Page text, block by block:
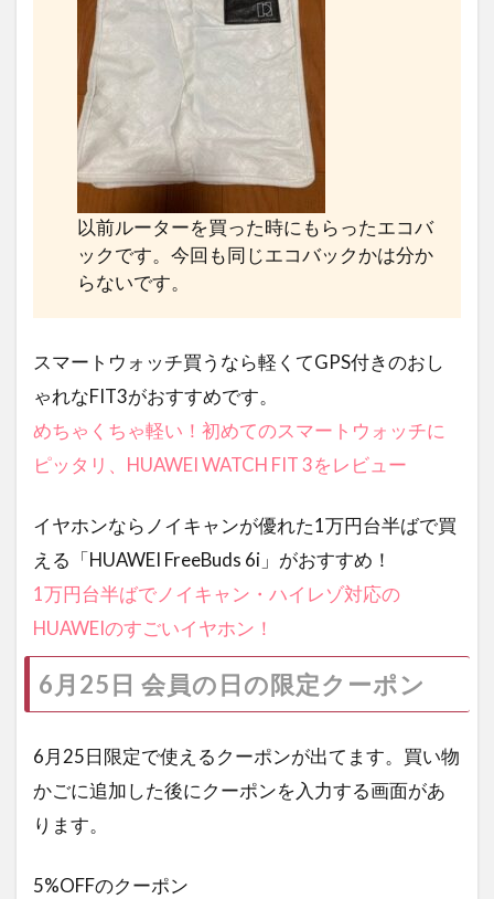
以前ルーターを買った時にもらったエコバ
ックです。今回も同じエコバックかは分か
らないです。
スマートウォッチ買うなら軽くてGPS付きのおし
ゃれなFIT3がおすすめです。
めちゃくちゃ軽い！初めてのスマートウォッチに
ピッタリ、HUAWEI WATCH FIT 3をレビュー
イヤホンならノイキャンが優れた1万円台半ばで買
える「HUAWEI FreeBuds 6i」がおすすめ！
1万円台半ばでノイキャン・ハイレゾ対応の
HUAWEIのすごいイヤホン！
6月25日 会員の日の限定クーポン
6月25日限定で使えるクーポンが出てます。買い物
かごに追加した後にクーポンを入力する画面があ
ります。
5%OFFのクーポン